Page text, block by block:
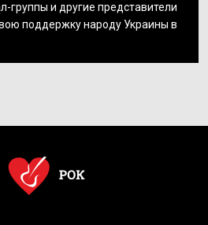
группы и другие представители
поддержку народу Украины в